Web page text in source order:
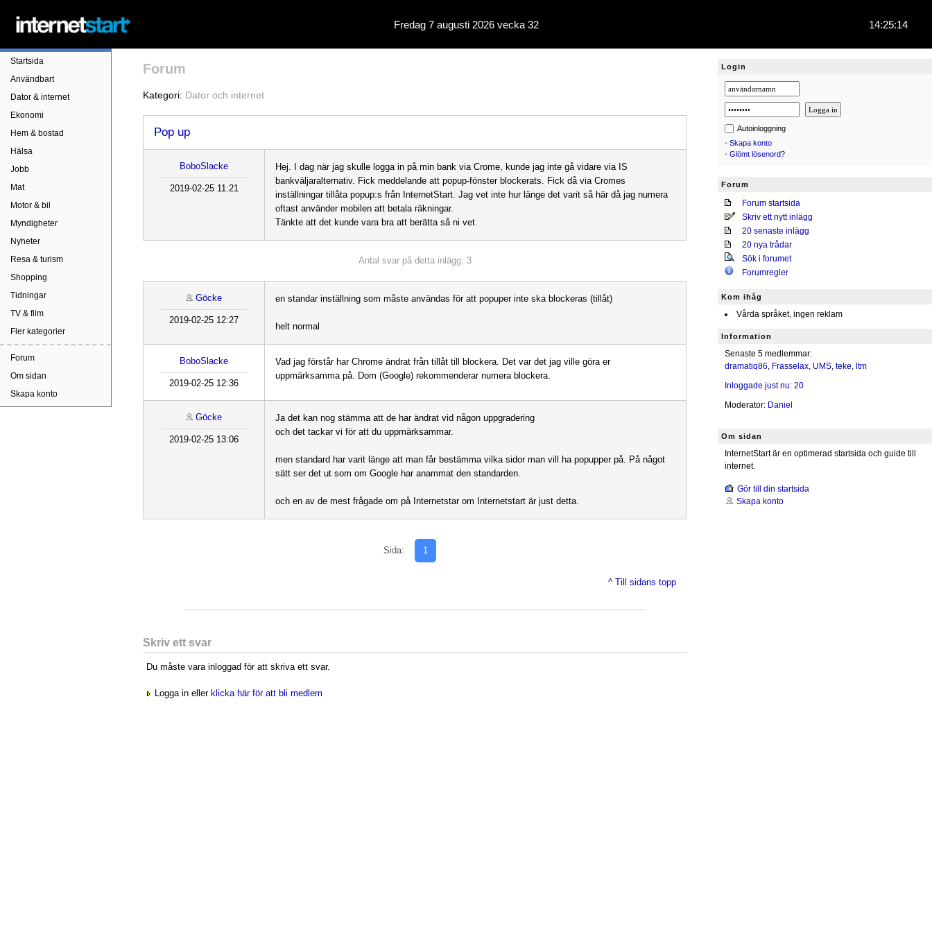
Fredag 7 augusti 2026 vecka 32 14:25:14
Startsida
Användbart
Dator & internet
Ekonomi
Hem & bostad
Hälsa
Jobb
Mat
Motor & bil
Myndigheter
Nyheter
Resa & turism
Shopping
Tidningar
TV & film
Fler kategorier
Forum
Om sidan
Skapa konto
Forum
Kategori: Dator och internet
Pop up
BoboSlacke
2019-02-25 11:21
Hej. I dag när jag skulle logga in på min bank via Crome, kunde jag inte gå vidare via IS
bankväljaralternativ. Fick meddelande att popup-fönster blockerats. Fick då via Cromes
inställningar tillåta popup:s från InternetStart. Jag vet inte hur länge det varit så här då jag numera
oftast använder mobilen att betala räkningar.
Tänkte att det kunde vara bra att berätta så ni vet.
Antal svar på detta inlägg: 3
Göcke
2019-02-25 12:27
en standar inställning som måste användas för att popuper inte ska blockeras (tillåt)
helt normal
BoboSlacke
2019-02-25 12:36
Vad jag förstår har Chrome ändrat från tillåt till blockera. Det var det jag ville göra er
uppmärksamma på. Dom (Google) rekommenderar numera blockera.
Göcke
2019-02-25 13:06
Ja det kan nog stämma att de har ändrat vid någon uppgradering
och det tackar vi för att du uppmärksammar.
men standard har varit länge att man får bestämma vilka sidor man vill ha popupper på. På något
sätt ser det ut som om Google har anammat den standarden.
och en av de mest frågade om på Internetstar om Internetstart är just detta.
Sida: 1
^ Till sidans topp
Skriv ett svar
Du måste vara inloggad för att skriva ett svar.
Logga in eller klicka här för att bli medlem
Login
Autoinloggning
• Skapa konto
• Glömt lösenord?
Forum
Forum startsida
Skriv ett nytt inlägg
20 senaste inlägg
20 nya trådar
Sök i forumet
Forumregler
Kom ihåg
Vårda språket, ingen reklam
Information
Senaste 5 medlemmar:
dramatiq86, Frasselax, UMS, teke, ltm
Inloggade just nu: 20
Moderator: Daniel
Om sidan
InternetStart är en optimerad startsida och guide till
internet.
Gör till din startsida
Skapa konto